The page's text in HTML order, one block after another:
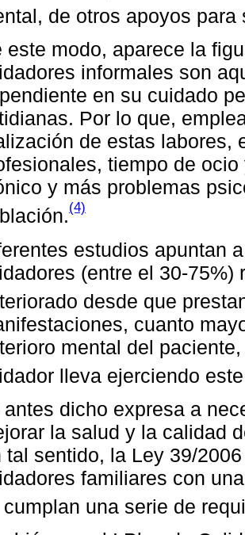
de otros apoyos para
este modo, aparece la
informales son
en su cuidado
Por lo que,
de estas labores,
tiempo de
y más problemas
(4)
estudios apuntan
(entre el 30-
desde que
cuanto
mental del
lleva ejerciendo
antes dicho expresa a
la salud y la calidad
tal sentido, la Ley 39/
familiares con
cumplan una serie de